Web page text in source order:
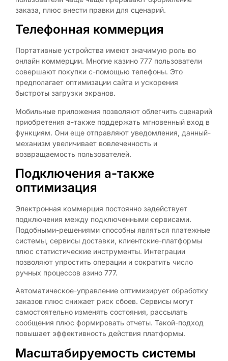
заказа, плюс внести правки для сценарий.
Телефонная коммерция
Портативные устройства имеют значимую роль во
онлайн коммерции. Многие казино 777 пользователи
совершают покупки с-помощью телефоны. Это
предполагает оптимизации сайта и ускорения
быстроты загрузки экранов.
Мобильные приложения позволяют облегчить сценарий
приобретения а-также поддержать мгновенный вход в
функциям. Они еще отправляют уведомления, данный-
механизм увеличивает вовлеченность и
возвращаемость пользователей.
Подключения а-также
оптимизация
Электронная коммерция постоянно задействует
подключения между подключенными сервисами.
Подобными-решениями способны являться платежные
системы, сервисы доставки, клиентские-платформы
плюс статистические инструменты. Интеграции
позволяют упростить операции и сократить число
ручных процессов азино 777.
Автоматическое-управление оптимизирует обработку
заказов плюс снижает риск сбоев. Сервисы могут
самостоятельно изменять состояния, рассылать
сообщения плюс формировать отчеты. Такой-подход
повышает эффективность действия платформы.
Масштабируемость системы